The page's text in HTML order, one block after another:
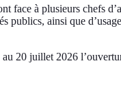
face à plusieurs chefs
publics, ainsi que
20 juillet 2026